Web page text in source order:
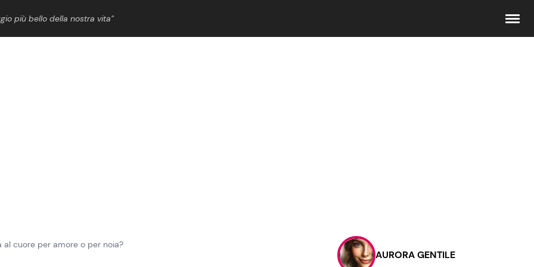
più bello della nostra vita”
Contattaci
Pubblicità
al cuore per amore o per noia?
AURORA GENTILE